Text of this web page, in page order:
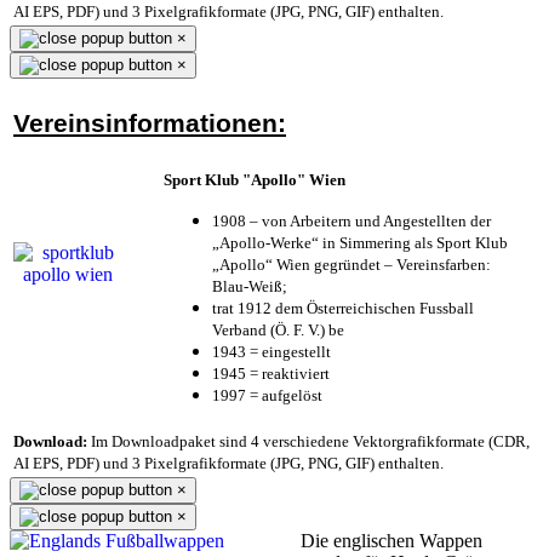
AI EPS, PDF) und 3 Pixelgrafikformate (JPG, PNG, GIF) enthalten.
×
×
Vereinsinformationen:
Sport Klub "Apollo" Wien
1908 – von Arbeitern und Angestellten der
„Apollo-Werke“ in Simmering als Sport Klub
„Apollo“ Wien gegründet – Vereinsfarben:
Blau-Weiß;
trat 1912 dem Österreichischen Fussball
Verband (Ö. F. V.) be
1943 = eingestellt
1945 = reaktiviert
1997 = aufgelöst
Download: Im Downloadpaket sind 4 verschiedene Vektorgrafikformate (CDR,
AI EPS, PDF) und 3 Pixelgrafikformate (JPG, PNG, GIF) enthalten.
×
×
Die englischen Wappen